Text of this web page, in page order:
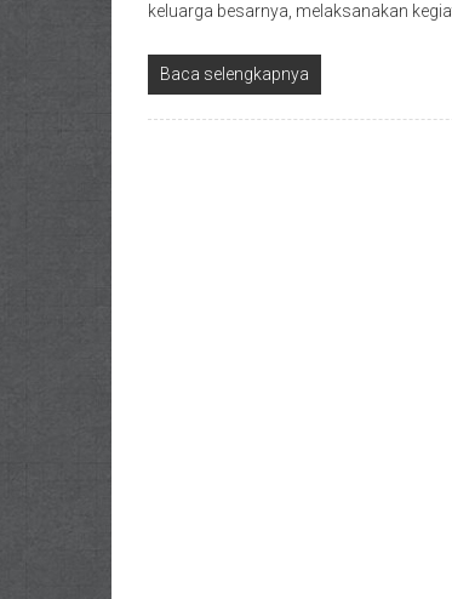
keluarga besarnya, melaksanakan
Baca selengkapnya